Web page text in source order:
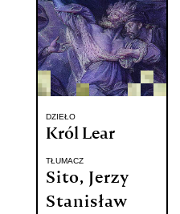
DZIEŁO
Król Lear
TŁUMACZ
Sito, Jerzy
Stanisław